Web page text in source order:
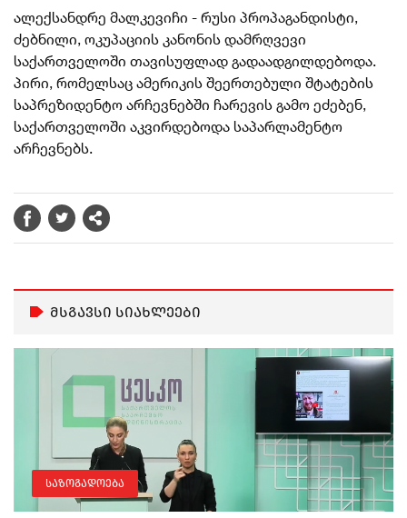
ალექსანდრე მალკევიჩი - რუსი პროპაგანდისტი,
ძებნილი, ოკუპაციის კანონის დამრღვევი
საქართველოში თავისუფლად გადაადგილდებოდა.
პირი, რომელსაც ამერიკის შეერთებული შტატების
საპრეზიდენტო არჩევნებში ჩარევის გამო ეძებენ,
საქართველოში აკვირდებოდა საპარლამენტო
არჩევნებს.
მსგავსი სიახლეები
საზოგადოება